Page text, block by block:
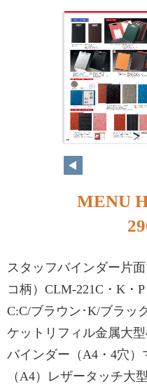
MENU
スタッフバインダー片
コ柄）CLM-221C・K・
C:C/ブラウン･K/ブラッ
ケットリフィル金属大
バインダー（A4・4穴
（A4）レザータッチ大